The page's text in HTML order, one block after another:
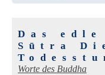
Das edle
Sūtra
Worte des Buddha